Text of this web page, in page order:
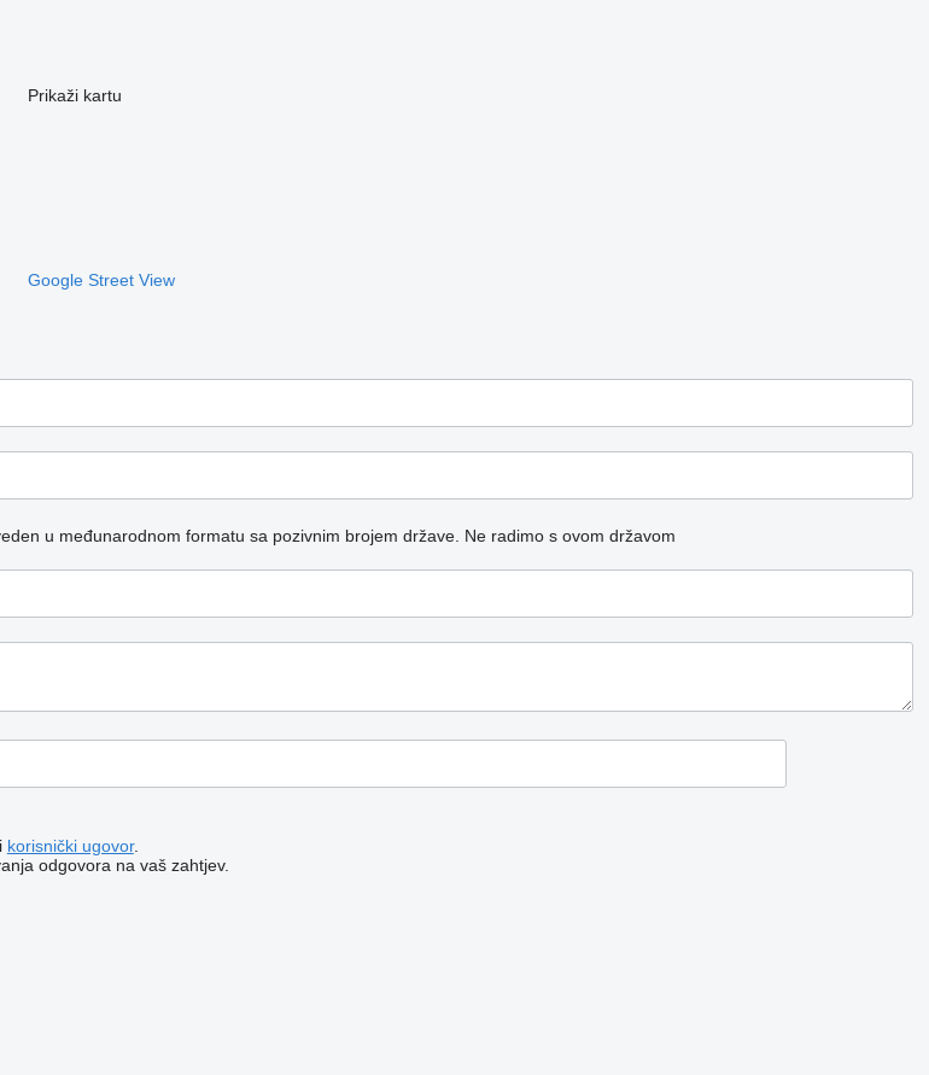
Prikaži kartu
Google Street View
u međunarodnom formatu sa pozivnim brojem države. Ne radimo s ovom državom
korisnički ugovor.
odgovora na vaš zahtjev.